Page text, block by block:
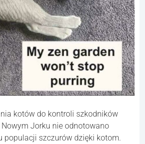
kotów do kontroli szkodników
Jorku nie odnotowano
populacji szczurów dzięki kotom.